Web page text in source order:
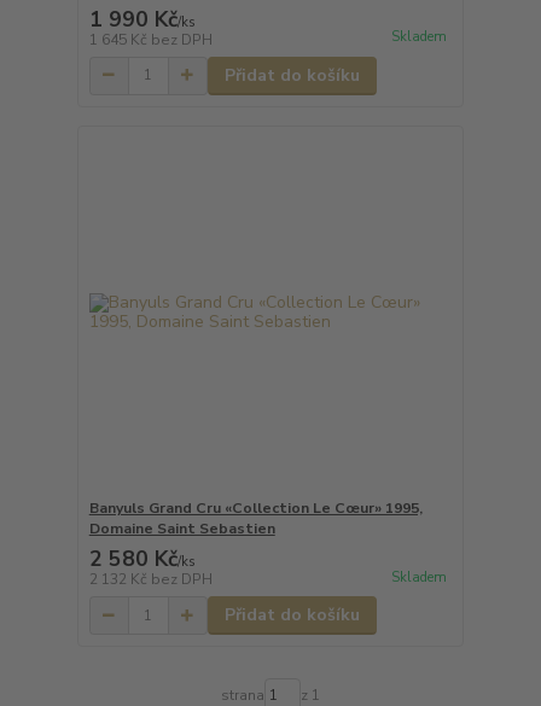
1 990 Kč/ks
1 645 Kč bez DPH Skladem
Přidat do košíku
Banyuls Grand Cru «Collection Le Cœur» 1995,
Domaine Saint Sebastien
2 580 Kč/ks
2 132 Kč bez DPH Skladem
Přidat do košíku
strana z 1